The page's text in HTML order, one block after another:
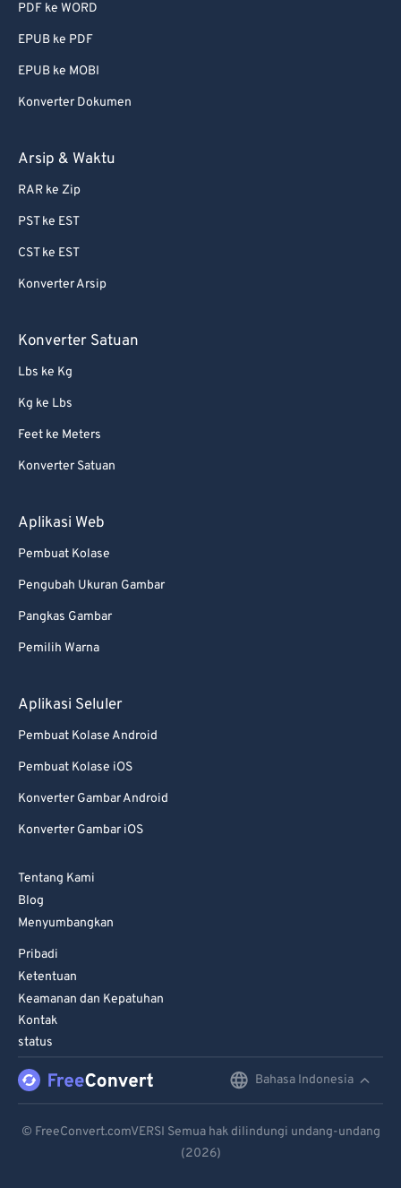
PDF ke WORD
EPUB ke PDF
EPUB ke MOBI
Konverter Dokumen
Arsip & Waktu
RAR ke Zip
PST ke EST
CST ke EST
Konverter Arsip
Konverter Satuan
Lbs ke Kg
Kg ke Lbs
Feet ke Meters
Konverter Satuan
Aplikasi Web
Pembuat Kolase
Pengubah Ukuran Gambar
Pangkas Gambar
Pemilih Warna
Aplikasi Seluler
Pembuat Kolase Android
Pembuat Kolase iOS
Konverter Gambar Android
Konverter Gambar iOS
Tentang Kami
Blog
Menyumbangkan
Pribadi
Ketentuan
Keamanan dan Kepatuhan
Kontak
status
Bahasa Indonesia
Español
© FreeConvert.comVERSI Semua hak dilindungi undang-undang
(2026)